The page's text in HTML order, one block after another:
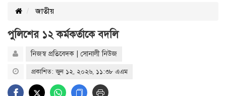
জাতীয়
পুলিশের ১২ কর্মকর্তাকে বদলি
নিজস্ব প্রতিবেদক | সোনালী নিউজ
প্রকাশিত: জুন ১২, ২০২৬, ১১:৩৮ এএম